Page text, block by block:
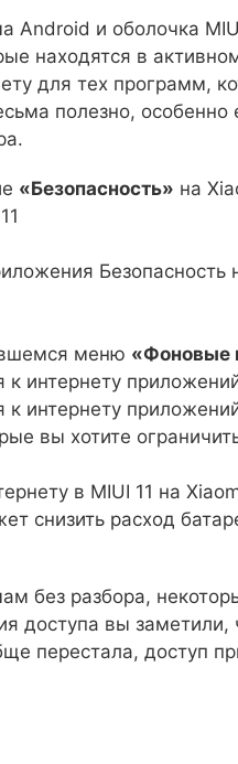
Android и оболочка
находятся в
для тех программ,
полезно, особенно
«Безопасность» на
меню «Фоновые
вы хотите
снизить расход
без разбора,
доступа вы заметили,
перестала, доступ